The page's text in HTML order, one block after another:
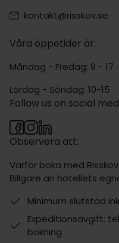
kontakt@risskov.se
Våra öppetider är:
Måndag - Fredag: 9 - 17
Lördag - Söndag: 10-15
Observera att:
Varför boka med
Billgare än hotellets
Minimum slutstäd
Expeditionsavgift:
bokning
Follow us on social